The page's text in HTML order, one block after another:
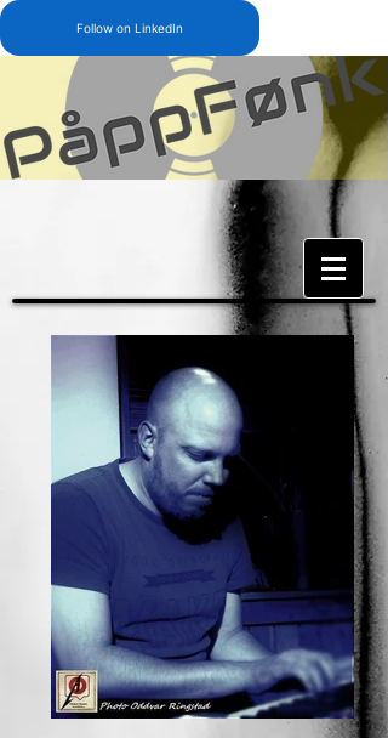
Follow on LinkedIn